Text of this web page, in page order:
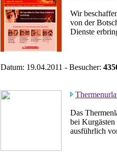
Wir
von der
Dienste
Datum: 19.04.2011 - Besucher:
Das
bei
ausführlich